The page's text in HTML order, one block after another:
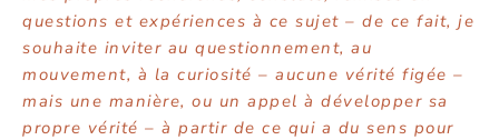
questions et expériences à ce sujet – de ce fait, je
souhaite inviter au questionnement, au
mouvement, à la curiosité – aucune vérité figée –
mais une manière, ou un appel à développer sa
propre vérité – à partir de ce qui a du sens pour